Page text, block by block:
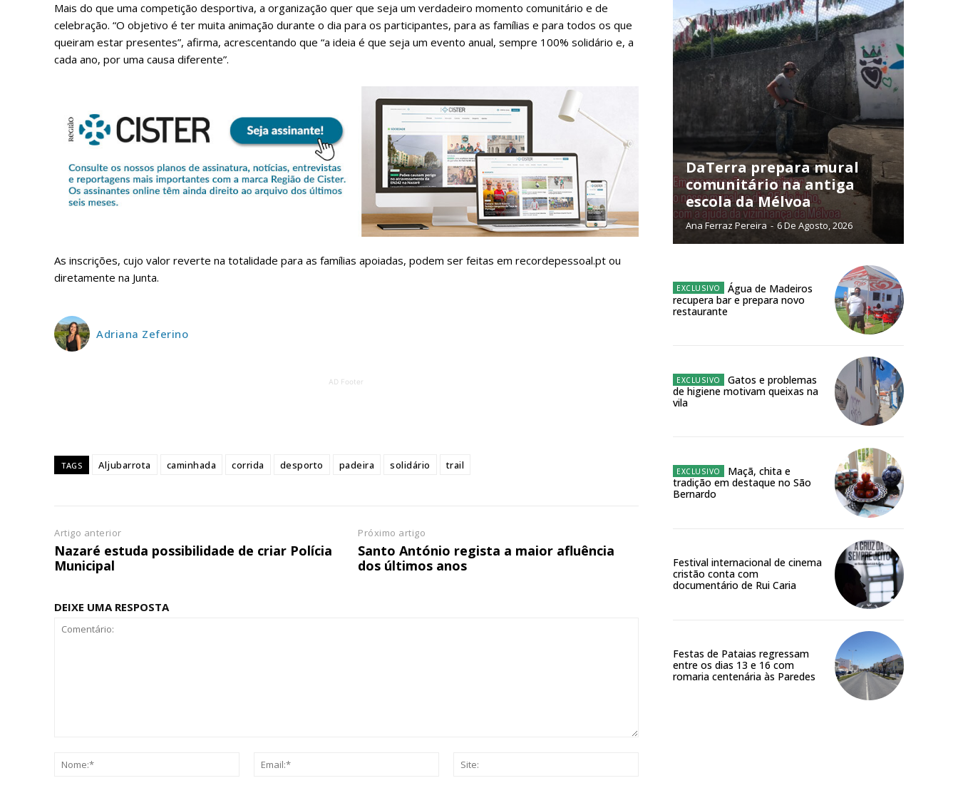
Planos de Assinatura
Faça-se assinante do Região de Cister e ajude-nos a manter este serviço público!
Sendo assinante terá acesso a todos os conteúdos exclusivos e versões digitais.
Escolha o plano de assinatura desejado:
ASSINATURA
32€
Escolha o plano
ASSINATURA
DIGITAL ANUAL
16
12 meses
Ofertas para assinatura anual
Mais do que uma competição desportiva, a organização quer que seja um verdadeiro momento comunitário e de
celebração. “O objetivo é ter muita animação durante o dia para os participantes, para as famílias e para todos os que
queiram estar presentes”, afirma, acrescentando que “a ideia é que seja um evento anual, sempre 100% solidário e, a
cada ano, por uma causa diferente”.
As inscrições, cujo valor reverte na totalidade para as famílias apoiadas, podem ser feitas em recordepessoal.pt ou
diretamente na Junta.
Adriana Zeferino
AD Footer
TAGS Aljubarrota caminhada corrida desporto padeira solidário trail
Artigo anterior
Nazaré estuda possibilidade de criar Polícia
Municipal
Próximo artigo
Santo António regista a maior afluência
dos últimos anos
DEIXE UMA RESPOSTA
Nome:*
Email:*
DaTerra prepara mural
comunitário na antiga
escola da Mélvoa
Ana Ferraz Pereira - 6 De Agosto, 2026
Água de Madeiros
recupera bar e prepara novo
restaurante
Gatos e problemas
de higiene motivam queixas na
vila
Maçã, chita e
tradição em destaque no São
Bernardo
Festival internacional de cinema
cristão conta com
documentário de Rui Caria
Festas de Pataias regressam
entre os dias 13 e 16 com
romaria centenária às Paredes